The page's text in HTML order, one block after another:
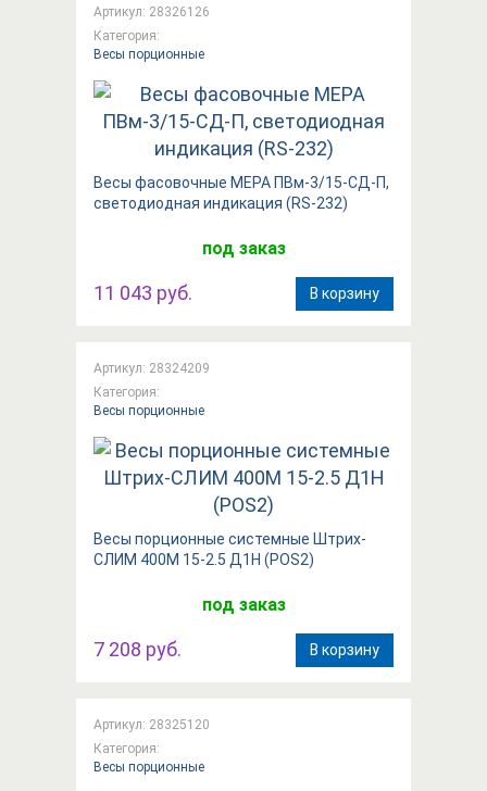
Артикул: 28326126
Категория:
Весы порционные
Весы фасовочные МЕРА ПВм-3/15-СД-П,
светодиодная индикация (RS-232)
под заказ
11 043 руб. В корзину
Артикул: 28324209
Категория:
Весы порционные
Весы порционные системные Штрих-
СЛИМ 400М 15-2.5 Д1Н (POS2)
под заказ
7 208 руб. В корзину
Артикул: 28325120
Категория:
Весы порционные